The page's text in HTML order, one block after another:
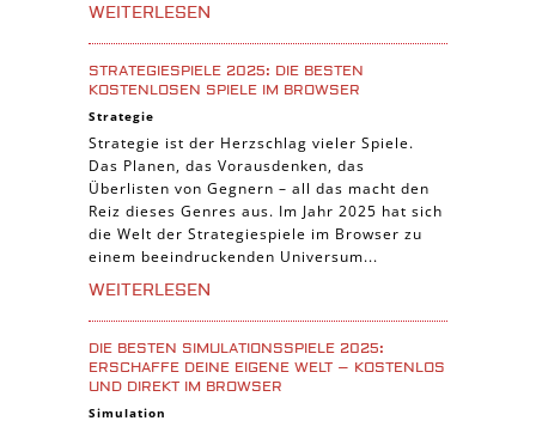
WEITERLESEN
STRATEGIESPIELE 2025: DIE BESTEN
KOSTENLOSEN SPIELE IM BROWSER
Strategie
Strategie ist der Herzschlag vieler Spiele.
Das Planen, das Vorausdenken, das
Überlisten von Gegnern – all das macht den
Reiz dieses Genres aus. Im Jahr 2025 hat sich
die Welt der Strategiespiele im Browser zu
einem beeindruckenden Universum...
WEITERLESEN
DIE BESTEN SIMULATIONSSPIELE 2025:
ERSCHAFFE DEINE EIGENE WELT – KOSTENLOS
UND DIREKT IM BROWSER
Simulation